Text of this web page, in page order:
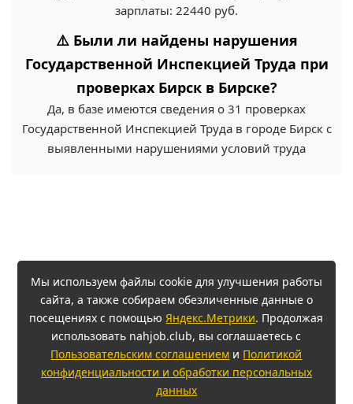
зарплаты: 22440 руб.
⚠️ Были ли найдены нарушения
Государственной Инспекцией Труда при
проверках Бирск в Бирске?
Да, в базе имеются сведения о 31 проверках
Государственной Инспекцией Труда в городе Бирск с
выявленными нарушениями условий труда
Мы используем файлы cookie для улучшения работы
сайта, а также собираем обезличенные данные о
посещениях с помощьюЯндекс.Метрики. Продолжая
использовать nahjob.club, вы соглашаетесь с
Пользовательским соглашением и Политикой
конфиденциальности и обработки персональных
данных